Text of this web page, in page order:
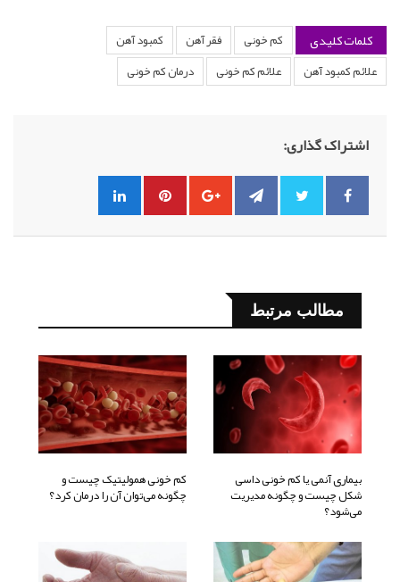
کلمات کلیدی کم خونی فقر آهن
کمبود آهن
علائم کمبود آهن
علائم کم خونی درمان کم خونی
اشتراک گذاری:
مطالب مرتبط
بیماری آنمی یا کم خونی داسی
شکل چیست و چگونه مدیریت
می‌شود؟
کم خونی همولیتیک چیست و
چگونه می‌توان آن را درمان کرد؟